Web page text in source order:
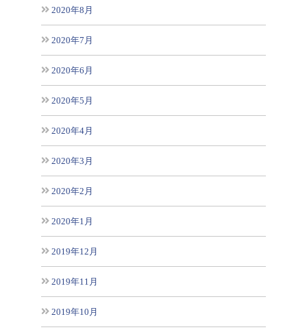
2020年8月
2020年7月
2020年6月
2020年5月
2020年4月
2020年3月
2020年2月
2020年1月
2019年12月
2019年11月
2019年10月